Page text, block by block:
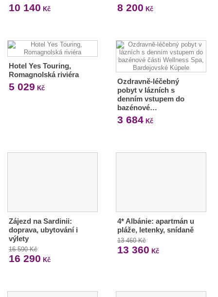
10 140 Kč 8 200 Kč
Hotel Yes Touring,
Romagnolská riviéra
5 029 Kč
Ozdravně-léčebný
pobyt v lázních s
denním vstupem do
bazénové…
3 684Kč
Zájezd na Sardinii:
doprava, ubytování i
výlety
16 590 Kč
16 290 Kč
4* Albánie: apartmán u
pláže, letenky, snídaně
13 460 Kč
13 360 Kč